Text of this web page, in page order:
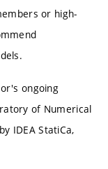
or high-
ongoing
of Numerical
IDEA StatiCa,